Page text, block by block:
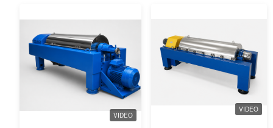
VIDEO
VIDEO